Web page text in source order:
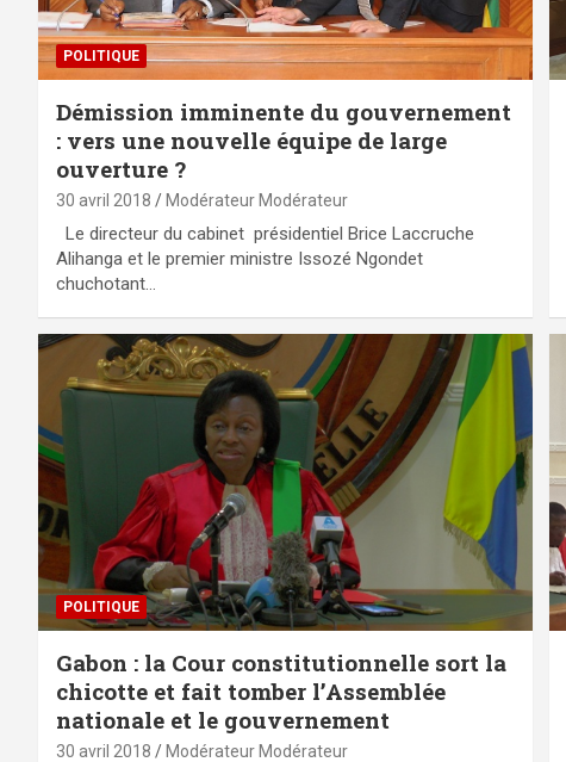
POLITIQUE
Démission imminente du gouvernement
: vers une nouvelle équipe de large
ouverture ?
30 avril 2018 Modérateur Modérateur
Le directeur du cabinet présidentiel Brice Laccruche
Alihanga et le premier ministre Issozé Ngondet
chuchotant…
POLITIQUE
Gabon : la Cour constitutionnelle sort la
chicotte et fait tomber l’Assemblée
nationale et le gouvernement
30 avril 2018 Modérateur Modérateur